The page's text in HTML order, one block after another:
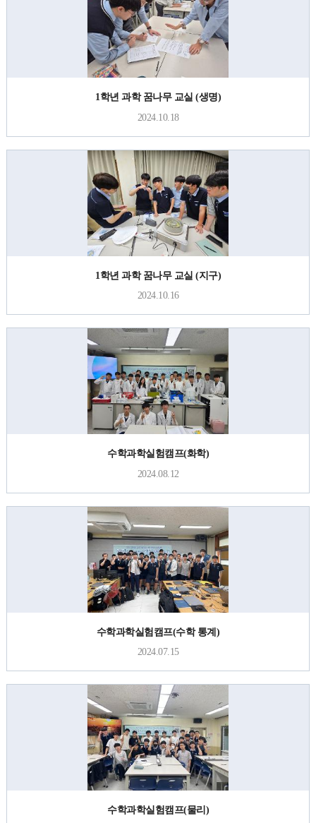
1학년 과학 꿈나무 교실 (생명)
2024.10.18
1학년 과학 꿈나무 교실 (지구)
2024.10.16
수학과학실험캠프(화학)
2024.08.12
수학과학실험캠프(수학 통계)
2024.07.15
수학과학실험캠프(물리)